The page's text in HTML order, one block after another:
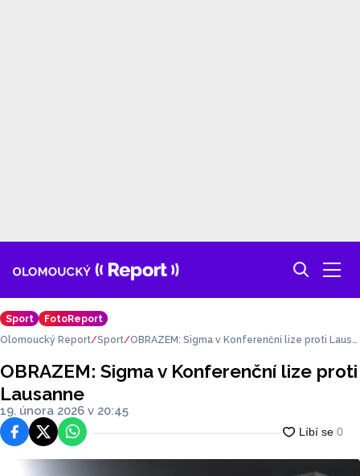
Sport
FotoReport
Olomoucký Report Sport OBRAZEM: Sigma v Konferenční lize proti Lausa
OBRAZEM: Sigma v Konferenční lize proti
Lausanne
19. února 2026 v 20:45
FacebookPlatforma X
WhatsApp